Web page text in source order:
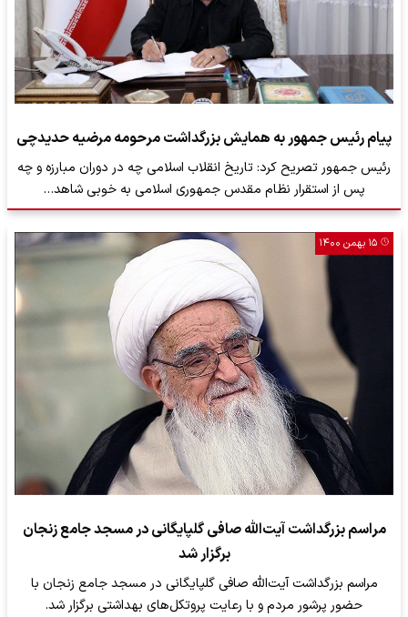
پیام رئیس جمهور به همایش بزرگداشت مرحومه مرضیه حدیدچی
رئیس جمهور تصریح کرد: تاریخ انقلاب اسلامی چه در دوران مبارزه و چه
پس از استقرار نظام مقدس جمهوری اسلامی به خوبی شاهد…
۱۵ بهمن ۱۴۰۰
مراسم بزرگداشت آیت‌الله صافی گلپایگانی در مسجد جامع زنجان
برگزار شد
مراسم بزرگداشت آیت‌الله صافی گلپایگانی در مسجد جامع زنجان با
حضور پرشور مردم و با رعایت پروتکل‌های بهداشتی برگزار شد.